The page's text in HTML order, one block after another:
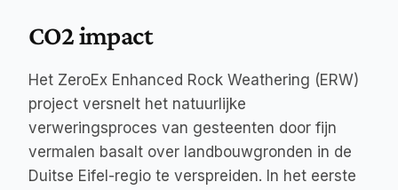
CO2 impact
Het ZeroEx Enhanced Rock Weathering (ERW)
project versnelt het natuurlijke
verweringsproces van gesteenten door fijn
vermalen basalt over landbouwgronden in de
Duitse Eifel-regio te verspreiden. In het eerste